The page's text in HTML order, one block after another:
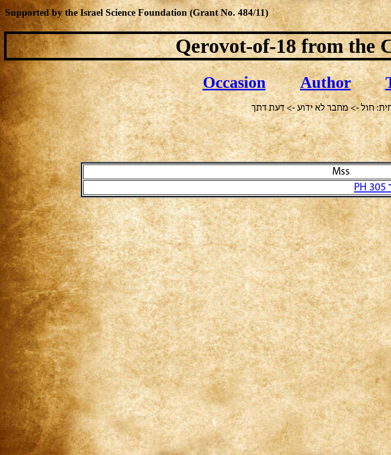
Qerovot-of-18from the
Occasion Author
חול -> מחבר לא ידוע -> דעת דתך
Mss
Supported by the Israel Science Foundation (Grant No. 484/11)